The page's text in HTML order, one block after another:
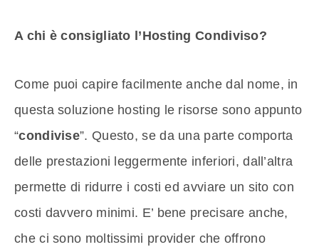
A chi è consigliato l’Hosting Condiviso?
Come puoi capire facilmente anche dal nome, in
questa soluzione hosting le risorse sono appunto
“condivise”. Questo, se da una parte comporta
delle prestazioni leggermente inferiori, dall’altra
permette di ridurre i costi ed avviare un sito con
costi davvero minimi. E’ bene precisare anche,
che ci sono moltissimi provider che offrono